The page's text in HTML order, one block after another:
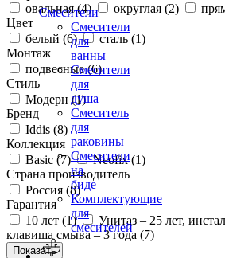
Смесители
Смесители
для
ванны
Смесители
для
душа
Смеситель
для
раковины
Смесители
на
биде
Комплектующие
для
смесителей
овальная (4) округлая (2)
Цвет
белый (6) сталь (1)
Монтаж
подвесные (6)
Стиль
Модерн (1)
Бренд
Iddis (8)
Коллекция
Basic (7) Neofix (1)
Страна производитель
Россия (8)
Гарантия
10 лет (1)
Унитаз – 25 лет,
клавиша смыва – 3 года (7)